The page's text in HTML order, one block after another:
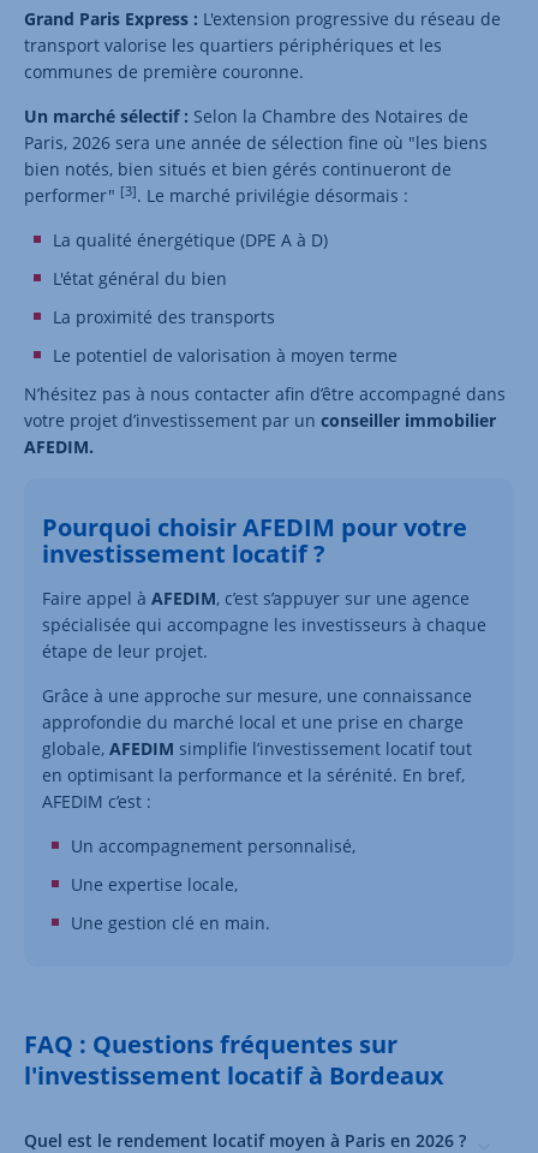
Grand Paris Express : L'extension progressive du réseau de
transport valorise les quartiers périphériques et les
communes de première couronne.
Un marché sélectif : Selon la Chambre des Notaires de
Paris, 2026 sera une année de sélection fine où "les biens
bien notés, bien situés et bien gérés continueront de
performer" [3]. Le marché privilégie désormais :
La qualité énergétique (DPE A à D)
L'état général du bien
La proximité des transports
Le potentiel de valorisation à moyen terme
N’hésitez pas à nous contacter afin d’être accompagné dans
votre projet d’investissement par un conseiller immobilier
AFEDIM.
Pourquoi choisir AFEDIM pour votre
investissement locatif ?
Faire appel à AFEDIM, c’est s’appuyer sur une agence
spécialisée qui accompagne les investisseurs à chaque
étape de leur projet.
Grâce à une approche sur mesure, une connaissance
approfondie du marché local et une prise en charge
globale, AFEDIM simplifie l’investissement locatif tout
en optimisant la performance et la sérénité. En bref,
AFEDIM c’est :
Un accompagnement personnalisé,
Une expertise locale,
Une gestion clé en main.
FAQ : Questions fréquentes sur
l'investissement locatif à Bordeaux
Quel est le rendement locatif moyen à Paris en 2026 ?